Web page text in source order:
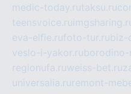
medic-today.rutaksu.ru
teensvoice.ru
eva-elfie.rufoto-tur.rubiz-
veslo-i-yakor.ruborodino-
regionufa.ruweiss-bet.ru
universalia.ru remont-